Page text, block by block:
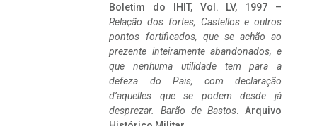
Boletim do IHIT, Vol. LV, 1997 –
Relação dos fortes, Castellos e outros
pontos fortificados, que se achão ao
prezente inteiramente abandonados, e
que nenhuma utilidade tem para a
defeza do Pais, com declaração
d’aquelles que se podem desde já
desprezar. Barão de Bastos. Arquivo